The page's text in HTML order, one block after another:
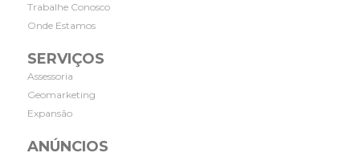
Trabalhe Conosco
Onde Estamos
SERVIÇOS
Assessoria
Geomarketing
Expansão
ANÚNCIOS